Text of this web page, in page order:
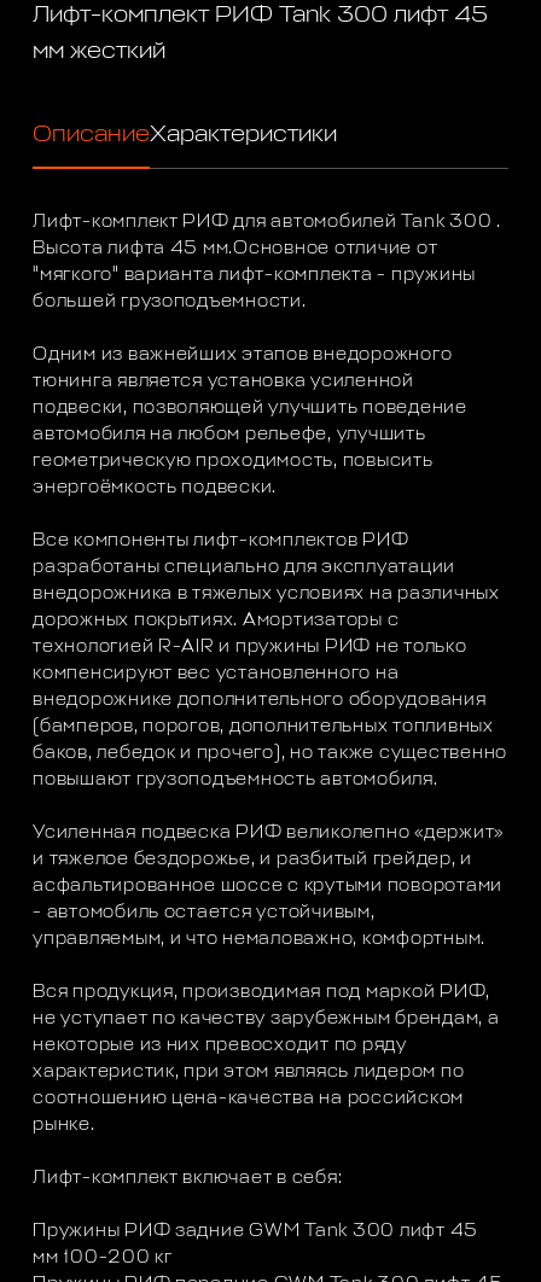
Лифт-комплект РИФ Tank 300 лифт 45
мм жесткий
ОписаниеХарактеристики
Лифт-комплект РИФ для автомобилей Tank 300 .
Высота лифта 45 мм.Основное отличие от
"мягкого" варианта лифт-комплекта - пружины
большей грузоподъемности.
Одним из важнейших этапов внедорожного
тюнинга является установка усиленной
подвески, позволяющей улучшить поведение
автомобиля на любом рельефе, улучшить
геометрическую проходимость, повысить
энергоёмкость подвески.
Все компоненты лифт-комплектов РИФ
разработаны специально для эксплуатации
внедорожника в тяжелых условиях на различных
дорожных покрытиях. Амортизаторы с
технологией R-AIR и пружины РИФ не только
компенсируют вес установленного на
внедорожнике дополнительного оборудования
(бамперов, порогов, дополнительных топливных
баков, лебедок и прочего), но также существенно
повышают грузоподъемность автомобиля.
Усиленная подвеска РИФ великолепно «держит»
и тяжелое бездорожье, и разбитый грейдер, и
асфальтированное шоссе с крутыми поворотами
- автомобиль остается устойчивым,
управляемым, и что немаловажно, комфортным.
Вся продукция, производимая под маркой РИФ,
не уступает по качеству зарубежным брендам, а
некоторые из них превосходит по ряду
характеристик, при этом являясь лидером по
соотношению цена-качества на российском
рынке.
Лифт-комплект включает в себя:
Пружины РИФ задние GWM Tank 300 лифт 45
мм 100-200 кг